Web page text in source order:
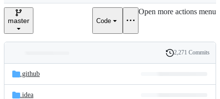
master Code
Open more actions menu
and
files
Latest
commit
History
2,271 Commits
.github
.idea